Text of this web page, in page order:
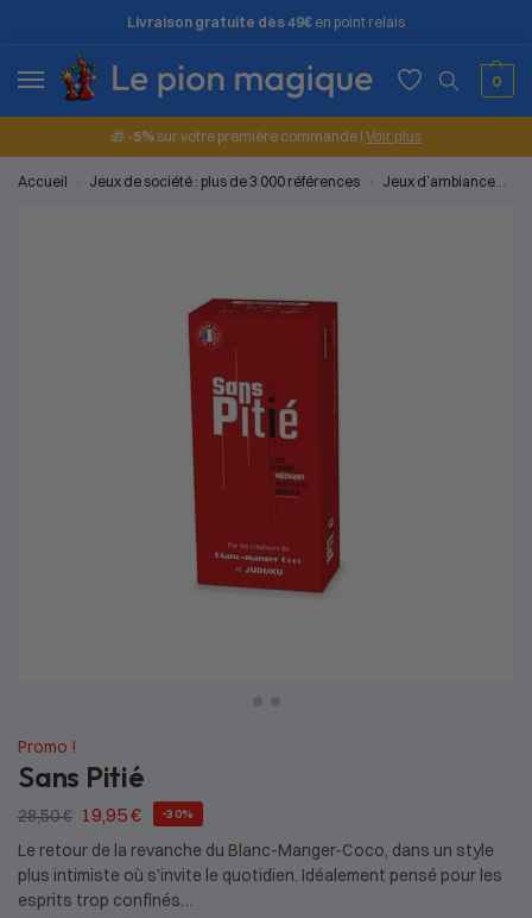
Livraison gratuite dès 49€ en point relais
0
🎁 -5% sur votre première commande ! Voir plus
Accueil Jeux de société : plus de 3 000 références Jeux d’ambiance
Promo !
Sans Pitié
28,50€ 19,95€ -30%
Le retour de la revanche du Blanc-Manger-Coco, dans un style
plus intimiste où s’invite le quotidien. Idéalement pensé pour les
esprits trop confinés…